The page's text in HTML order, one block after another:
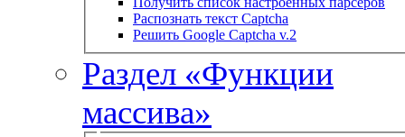
Распознать текст Captcha
Решить Google Captcha v.2
Раздел «Функции
массива»